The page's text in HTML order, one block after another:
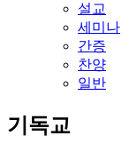
설교
세미나
간증
찬양
일반
기독교